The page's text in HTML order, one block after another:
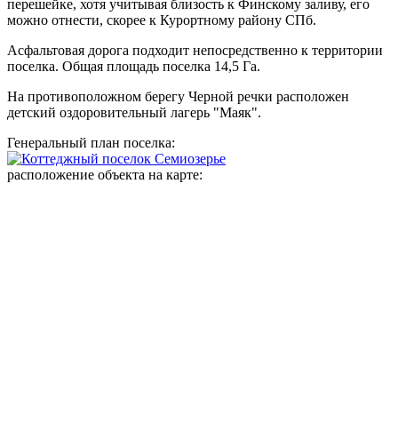
перешейке, хотя учитывая близость к Финскому заливу, его
можно отнести, скорее к Курортному району СПб.
Асфальтовая дорога подходит непосредственно к территории
поселка. Общая площадь поселка 14,5 Га.
На противоположном берегу Черной речки расположен
детский оздоровительный лагерь "Маяк".
Генеральный план поселка:
расположение объекта на карте: